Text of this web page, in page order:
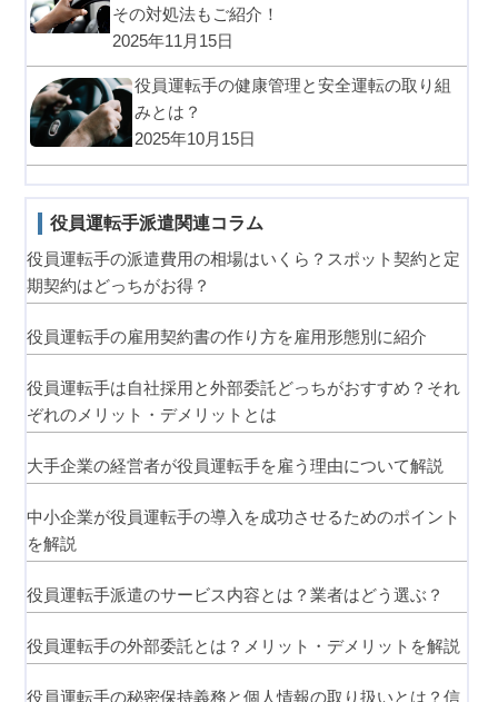
その対処法もご紹介！
2025年11月15日
役員運転手の健康管理と安全運転の取り組
みとは？
2025年10月15日
役員運転手派遣関連コラム
役員運転手の派遣費用の相場はいくら？スポット契約と定
期契約はどっちがお得？
役員運転手の雇用契約書の作り方を雇用形態別に紹介
役員運転手は自社採用と外部委託どっちがおすすめ？それ
ぞれのメリット・デメリットとは
大手企業の経営者が役員運転手を雇う理由について解説
中小企業が役員運転手の導入を成功させるためのポイント
を解説
役員運転手派遣のサービス内容とは？業者はどう選ぶ？
役員運転手の外部委託とは？メリット・デメリットを解説
役員運転手の秘密保持義務と個人情報の取り扱いとは？信